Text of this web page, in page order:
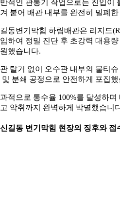
적인 관통기 작업으로는 진입이
붙어 배관 내부를 완전히 밀폐
동변기막힘 하림배관은 리지드
하여 정밀 진단 후 초강력 대용
했습니다.
탈거 없이 오수관 내부의 물티
및 분쇄 공정으로 안전하게 포집했
적으로 통수율 100%를 달성하
악취까지 완벽하게 박멸했습니
길동 변기막힘 현장의 징후와 접